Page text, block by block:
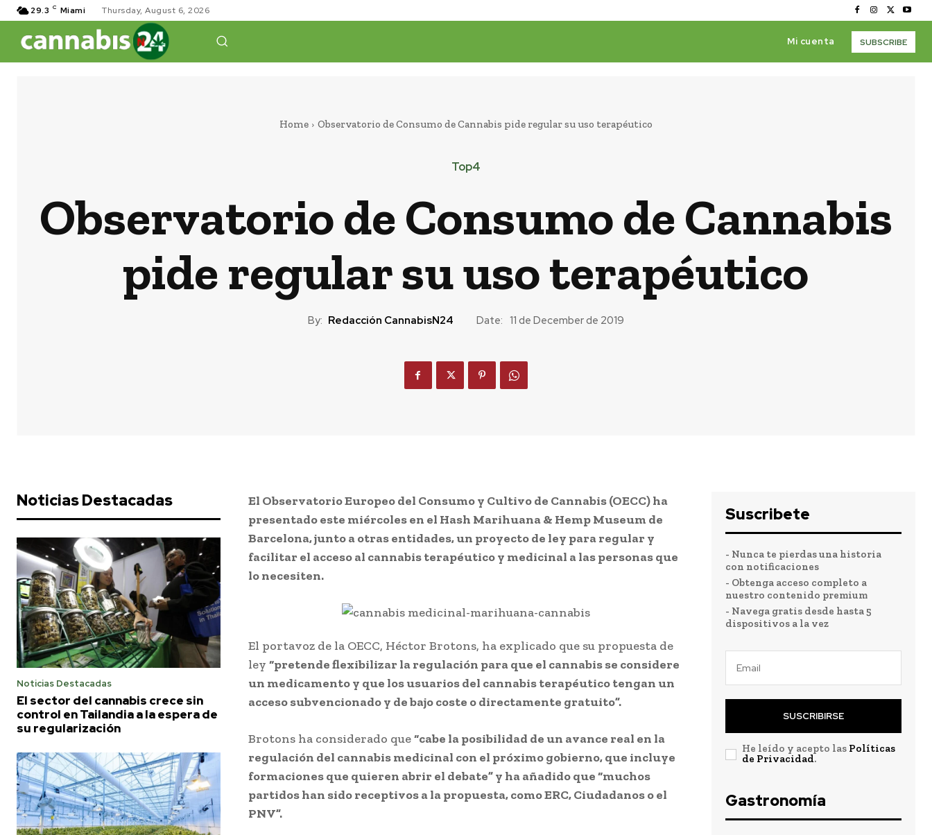
29.3 C Miami Thursday, August 6, 2026
Mi cuenta SUBSCRIBE
Home Observatorio de Consumo de Cannabis pide regular su uso terapéutico
Top4
Observatorio de Consumo de Cannabis
pide regular su uso terapéutico
By: Redacción CannabisN24 Date: 11 de December de 2019
Noticias Destacadas
Noticias Destacadas
El sector del cannabis crece sin
control en Tailandia a la espera de
su regularización
El Observatorio Europeo del Consumo y Cultivo de Cannabis (OECC) ha
presentado este miércoles en el Hash Marihuana & Hemp Museum de
Barcelona, junto a otras entidades, un proyecto de ley para regular y
facilitar el acceso al cannabis terapéutico y medicinal a las personas que
lo necesiten.
El portavoz de la OECC, Héctor Brotons, ha explicado que su propuesta de
ley “pretende flexibilizar la regulación para que el cannabis se considere
un medicamento y que los usuarios del cannabis terapéutico tengan un
acceso subvencionado y de bajo coste o directamente gratuito”.
Brotons ha considerado que“cabe la posibilidad de un avance real en la
regulación del cannabis medicinal con el próximo gobierno, que incluye
formaciones que quieren abrir el debate” y ha añadido que “muchos
partidos han sido receptivos a la propuesta, como ERC, Ciudadanos o el
PNV”.
Suscribete
- Nunca te pierdas una historia
con notificaciones
- Obtenga acceso completo a
nuestro contenido premium
- Navega gratis desde hasta 5
dispositivos a la vez
SUSCRIBIRSE
He leído y acepto las Políticas
de Privacidad.
Gastronomía